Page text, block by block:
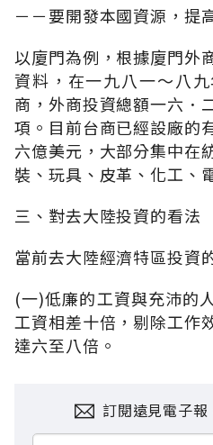
－－要開發本國資源，提
以廈門為例，根據廈門外
資料，在一九八一～八
商，外商投資總額一六．
項。目前台商已經設廠的
六億美元，大部分集中在
裝、玩具、皮革、化工、
三、對去大陸投資的看法
當前去大陸經濟特區投資
(一)低廉的工資與充沛的
工資相差十倍，剔除工作
達六至八倍。
訂閱遠見電子